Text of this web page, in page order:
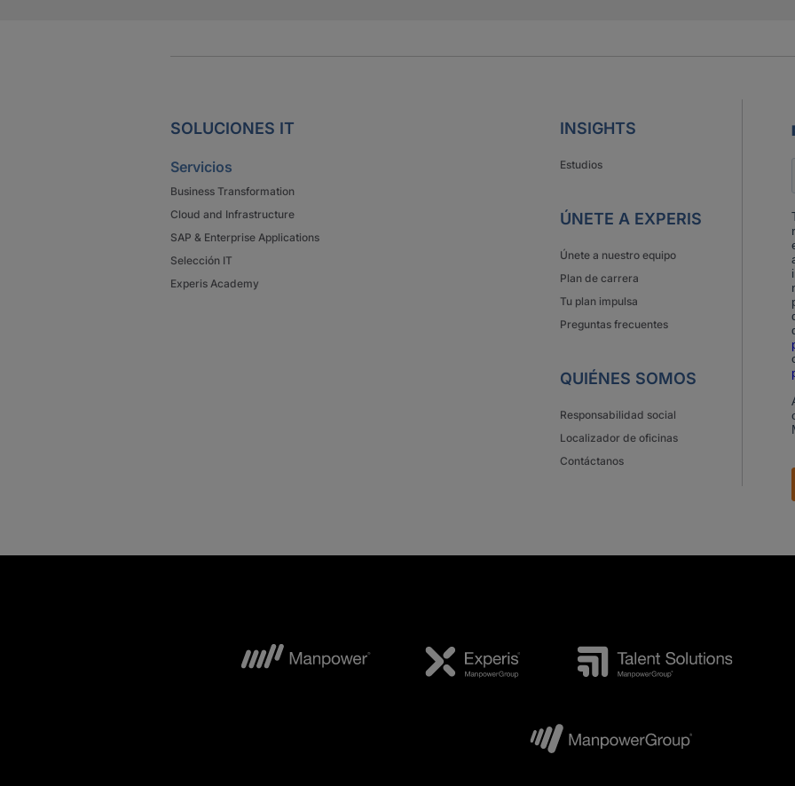
SOLUCIONES IT
Servicios
Business Transformation
Cloud and Infrastructure
SAP & Enterprise Applications
Selección IT
Experis Academy
INSIGHTS
Estudios
ÚNETE A EXPERIS
Únete a nuestro equipo
Plan de carrera
Tu plan impulsa
Preguntas frecuentes
QUIÉNES SOMOS
Responsabilidad social
Localizador de oficinas
Contáctanos